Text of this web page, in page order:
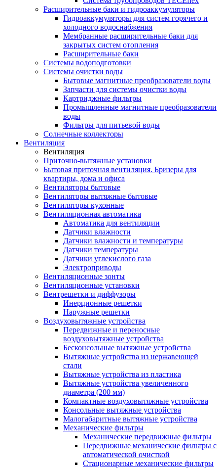
Расширительные баки и гидроаккумуляторы
Гидроаккумуляторы для систем горячего и
холодного водоснабжения
Мембранные расширительные баки для
закрытых систем отопления
Расширительные баки
Системы водоподготовки
Системы очистки воды
Бытовые магнитные преобразователи воды
Запчасти для системы очистки воды
Картриджные фильтры
Промышленные магнитные преобразователи
воды
Фильтры для питьевой воды
Солнечные коллекторы
Вентиляция
Вентиляция
Приточно-вытяжные установки
Бытовая приточная вентиляция. Бризеры для
квартиры, дома и офиса
Вентиляторы бытовые
Вентиляторы вытяжные бытовые
Вентиляторы кухонные
Вентиляционная автоматика
Автоматика для вентиляции
Датчики влажности
Датчики влажности и температуры
Датчики температуры
Датчики углекислого газа
Электроприводы
Вентиляционные зонты
Вентиляционные установки
Вентрешетки и диффузоры
Инерционные решетки
Наружные решетки
Воздуховытяжные устройства
Передвижные и переносные
воздуховытяжные устройства
Бесконсольные вытяжные устройства
Вытяжные устройства из нержавеющей
стали
Вытяжные устройства из пластика
Вытяжные устройства увеличенного
диаметра (200 мм)
Компактные воздуховытяжные устройства
Консольные вытяжные устройства
Малогабаритные вытяжные устройства
Механические фильтры
Механические передвижные фильтры
Передвижные механические фильтры с
автоматической очисткой
Стационарные механические фильтры